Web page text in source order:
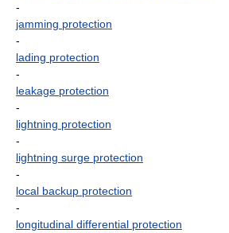
-
jamming protection
-
lading protection
-
leakage protection
-
lightning protection
-
lightning surge protection
-
local backup protection
-
longitudinal differential protection